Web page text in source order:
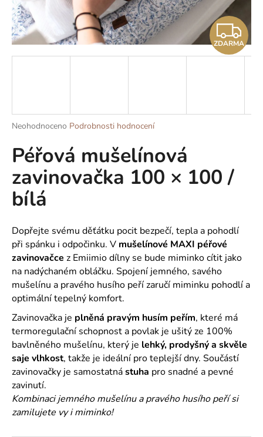
Průměrné
produktu
je
z
5
hvězdiček.
Neohodnoceno Podrobnosti hodnocení
Péřová mušelínová
zavinovačka 100 × 100 /
bílá
Dopřejte svému děťátku pocit bezpečí, tepla a pohodlí
při spánku i odpočinku. V mušelínové MAXI péřové
zavinovačce z Emiimio dílny se bude miminko cítit jako
na nadýchaném obláčku. Spojení jemného, savého
mušelínu a pravého husího peří zaručí miminku pohodlí a
optimální tepelný komfort.
Zavinovačka je plněná pravým husím peřím, které má
termoregulační schopnost a povlak je ušitý ze 100%
bavlněného mušelínu, který je lehký, prodyšný a skvěle
saje vlhkost, takže je ideální pro teplejší dny. Součástí
zavinovačky je samostatnástuha pro snadné a pevné
zavinutí.
Kombinaci jemného mušelínu a pravého husího peří si
zamilujete vy i miminko!
Z
D
ZDARMA
a
j
í
t
D
o
o
r
u
č
u
j
e
m
e